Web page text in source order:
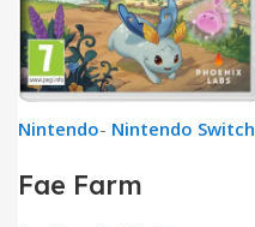
Nintendo- Nintendo Switch
Fae Farm